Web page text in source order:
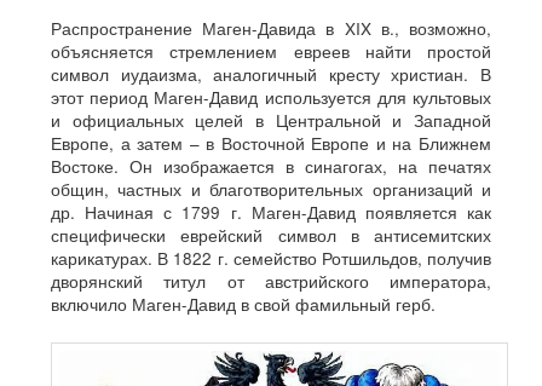
Распространение Маген-Давида в XIX в., возможно,
объясняется стремлением евреев найти простой
символ иудаизма, аналогичный кресту христиан. В
этот период Маген-Давид используется для культовых
и официальных целей в Центральной и Западной
Европе, а затем – в Восточной Европе и на Ближнем
Востоке. Он изображается в синагогах, на печатях
общин, частных и благотворительных организаций и
др. Начиная с 1799 г. Маген-Давид появляется как
специфически еврейский символ в антисемитских
карикатурах. В 1822 г. семейство Ротшильдов, получив
дворянский титул от австрийского императора,
включило Маген-Давид в свой фамильный герб.